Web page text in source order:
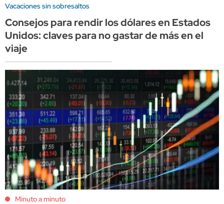
Vacaciones sin sobresaltos
Consejos para rendir los dólares en Estados
Unidos: claves para no gastar de más en el
viaje
Minuto a minuto